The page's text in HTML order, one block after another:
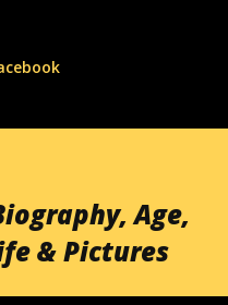
Age,
& Pictures